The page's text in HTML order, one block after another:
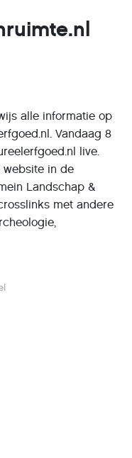
alle informatie op
Vandaag 8
live.
website in de
Landschap &
met andere